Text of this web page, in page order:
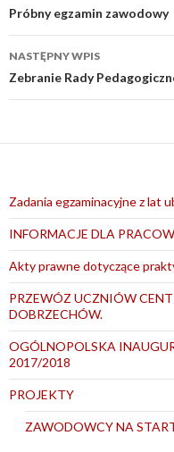
wpisu
Próbny egzamin zawodowy
NASTĘPNY WPIS
Zebranie Rady
Zadania egzaminacyjne z lat
INFORMACJE DLA
Akty prawne dotyczące
PRZEWÓZ UCZNIÓW
DOBRZECHÓW.
OGÓLNOPOLSKA
2017/2018
PROJEKTY
ZAWODOWCY NA